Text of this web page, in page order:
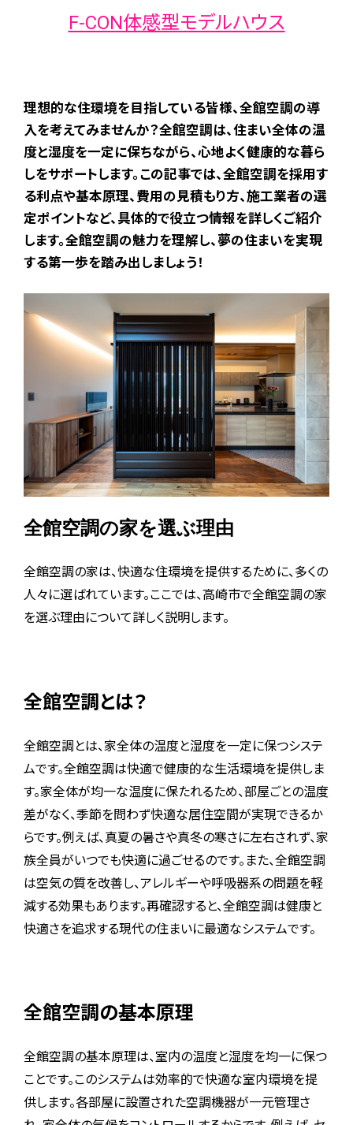
F-CON体感型モデルハウス
理想的な住環境を目指している皆様、全館空調の導
入を考えてみませんか？全館空調は、住まい全体の温
度と湿度を一定に保ちながら、心地よく健康的な暮ら
しをサポートします。この記事では、全館空調を採用す
る利点や基本原理、費用の見積もり方、施工業者の選
定ポイントなど、具体的で役立つ情報を詳しくご紹介
します。全館空調の魅力を理解し、夢の住まいを実現
する第一歩を踏み出しましょう！
全館空調の家を選ぶ理由
全館空調の家は、快適な住環境を提供するために、多くの
人々に選ばれています。ここでは、高崎市で全館空調の家
を選ぶ理由について詳しく説明します。
全館空調とは？
全館空調とは、家全体の温度と湿度を一定に保つシステ
ムです。全館空調は快適で健康的な生活環境を提供しま
す。家全体が均一な温度に保たれるため、部屋ごとの温度
差がなく、季節を問わず快適な居住空間が実現できるか
らです。例えば、真夏の暑さや真冬の寒さに左右されず、家
族全員がいつでも快適に過ごせるのです。また、全館空調
は空気の質を改善し、アレルギーや呼吸器系の問題を軽
減する効果もあります。再確認すると、全館空調は健康と
快適さを追求する現代の住まいに最適なシステムです。
全館空調の基本原理
全館空調の基本原理は、室内の温度と湿度を均一に保つ
ことです。このシステムは効率的で快適な室内環境を提
供します。各部屋に設置された空調機器が一元管理さ